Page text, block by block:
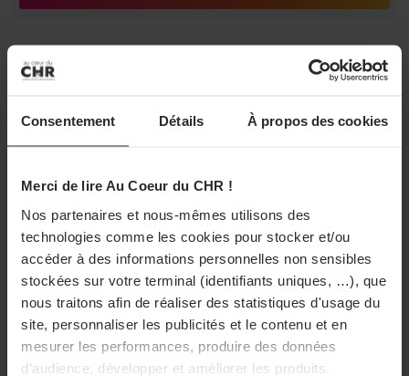
Consentement Détails À propos des cookies
Merci de lire Au Coeur du CHR !
Nos partenaires et nous-mêmes utilisons des
technologies comme les cookies pour stocker et/ou
accéder à des informations personnelles non sensibles
stockées sur votre terminal (identifiants uniques, …), que
nous traitons afin de réaliser des statistiques d'usage du
site, personnaliser les publicités et le contenu et en
mesurer les performances, produire des données
d’audience, développer et améliorer les produits.
LES PLUS LUS
FIL D'ACTU
UNE ETABLISSEMENTS